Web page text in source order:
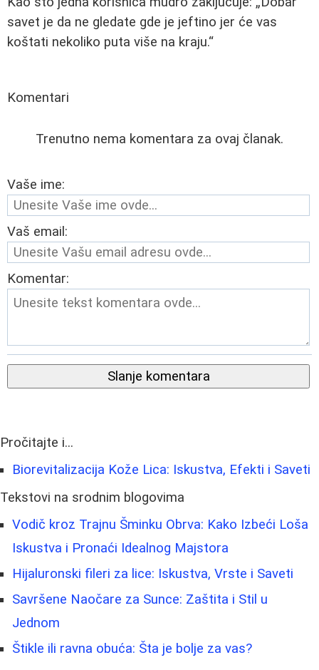
savet je da ne gledate gde je jeftino jer će vas
koštati nekoliko puta više na kraju.
Komentari
Trenutno nema komentara za ovaj članak.
Vaše ime:
Vaš email:
Komentar:
Slanje komentara
Pročitajte i...
Biorevitalizacija Kože Lica: Iskustva, Efekti i Saveti
Tekstovi na srodnim blogovima
Vodič kroz Trajnu Šminku Obrva: Kako Izbeći Loša
Iskustva i Pronaći Idealnog Majstora
Hijaluronski fileri za lice: Iskustva, Vrste i Saveti
Savršene Naočare za Sunce: Zaštita i Stil u
Jednom
Štikle ili ravna obuća: Šta je bolje za vas?